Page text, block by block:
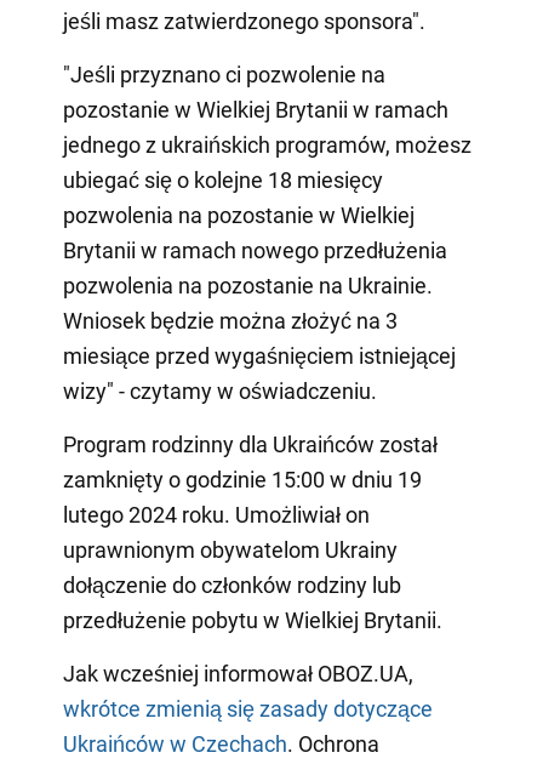
jeśli masz zatwierdzonego sponsora".
"Jeśli przyznano ci pozwolenie na
pozostanie w Wielkiej Brytanii w ramach
jednego z ukraińskich programów, możesz
ubiegać się o kolejne 18 miesięcy
pozwolenia na pozostanie w Wielkiej
Brytanii w ramach nowego przedłużenia
pozwolenia na pozostanie na Ukrainie.
Wniosek będzie można złożyć na 3
miesiące przed wygaśnięciem istniejącej
wizy" - czytamy w oświadczeniu.
Program rodzinny dla Ukraińców został
zamknięty o godzinie 15:00 w dniu 19
lutego 2024 roku. Umożliwiał on
uprawnionym obywatelom Ukrainy
dołączenie do członków rodziny lub
przedłużenie pobytu w Wielkiej Brytanii.
Jak wcześniej informował OBOZ.UA,
wkrótce zmienią się zasady dotyczące
Ukraińców w Czechach. Ochrona